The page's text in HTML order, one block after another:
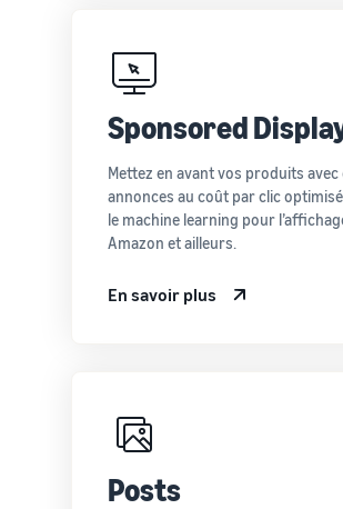
Sponsored
Mettez en avant vos produits avec
annonces au coût par clic
le machine learning pour
Amazon et ailleurs.
En savoir plus
Posts